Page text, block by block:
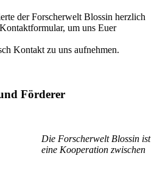
der Forscherwelt Blossin herzlich
um uns Euer
Kontakt zu uns aufnehmen.
Förderer
Die Forscherwelt Blossin ist
eine Kooperation zwischen